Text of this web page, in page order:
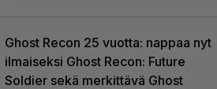
Ghost Recon 25 vuotta: nappaa nyt
ilmaiseksi Ghost Recon: Future
Soldier sekä merkittävä Ghost